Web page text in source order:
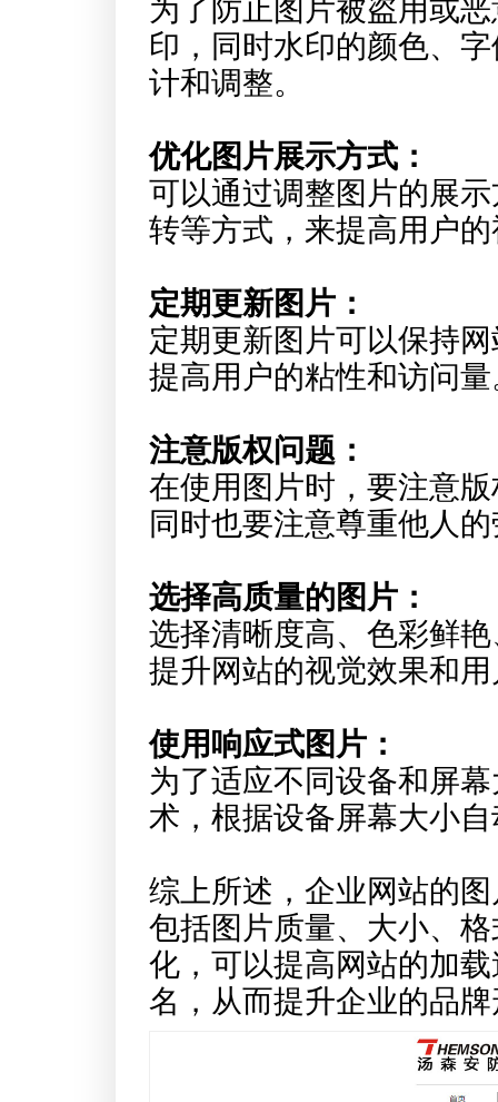
为了防止图片被盗用或
印，同时水印的颜色、
计和调整。
优化图片展示方式：
可以通过调整图片的展
转等方式，来提高用户
定期更新图片：
定期更新图片可以保持
提高用户的粘性和访问
注意版权问题：
在使用图片时，要注意
同时也要注意尊重他人
选择高质量的图片：
选择清晰度高、色彩鲜
提升网站的视觉效果和
使用响应式图片：
为了适应不同设备和屏
术，根据设备屏幕大小
综上所述，企业网站的
包括图片质量、大小、
化，可以提高网站的加
名，从而提升企业的品